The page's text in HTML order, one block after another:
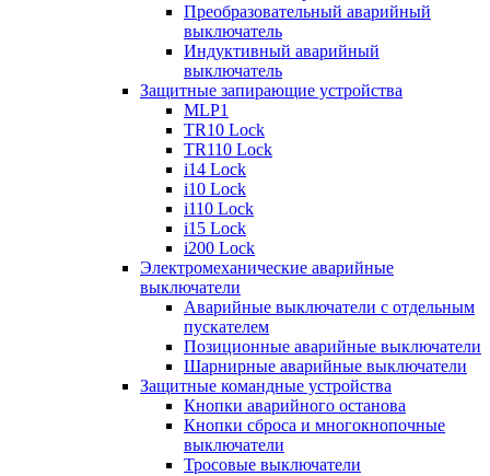
Преобразовательный аварийный
выключатель
Индуктивный аварийный
выключатель
Защитные запирающие устройства
MLP1
TR10 Lock
TR110 Lock
i14 Lock
i10 Lock
i110 Lock
i15 Lock
i200 Lock
Электромеханические аварийные
выключатели
Аварийные выключатели с отдельным
пускателем
Позиционные аварийные выключатели
Шарнирные аварийные выключатели
Защитные командные устройства
Кнопки аварийного останова
Кнопки сброса и многокнопочные
выключатели
Тросовые выключатели